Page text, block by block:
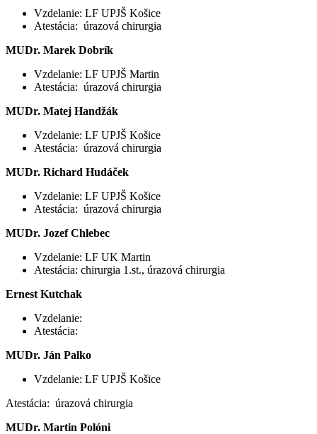
Vzdelanie: LF UPJŠ Košice
Atestácia: úrazová chirurgia
MUDr. Marek Dobrík
Vzdelanie: LF UPJŠ Martin
Atestácia: úrazová chirurgia
MUDr. Matej Handžák
Vzdelanie: LF UPJŠ Košice
Atestácia: úrazová chirurgia
MUDr. Richard Hudáček
Vzdelanie: LF UPJŠ Košice
Atestácia: úrazová chirurgia
MUDr. Jozef Chlebec
Vzdelanie: LF UK Martin
Atestácia: chirurgia 1.st., úrazová chirurgia
Ernest Kutchak
Vzdelanie:
Atestácia:
MUDr. Ján Palko
Vzdelanie: LF UPJŠ Košice
Atestácia: úrazová chirurgia
MUDr. Martin Polóni